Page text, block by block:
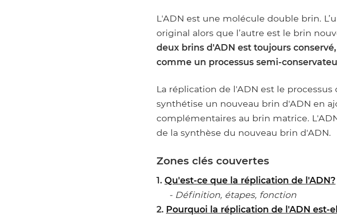
Facebook
L'ADN est une molécule double brin.
original alors que l’autre est le brin
deux brins d'ADN est toujours
comme un processus semi-
La réplication de l'ADN est le
synthétise un nouveau brin d'ADN en
complémentaires au brin matrice.
de la synthèse du nouveau brin d'ADN.
Zones clés couvertes
1. Qu'est-ce que la réplication de l'ADN?
- Définition, étapes, fonction
2. Pourquoi la réplication de l'ADN est-